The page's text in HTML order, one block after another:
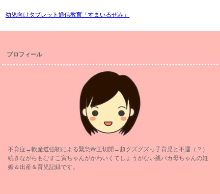
幼児向けタブレット通信教育「すまいるぜみ」
プロフィール
不育症→軟産道強靭による緊急帝王切開→超グズグズっ子育児と不運（？）
続きながらもむすこ寅ちゃんがかわいくてしょうがない親バカ母ちゃんの妊
娠＆出産＆育児記録です。